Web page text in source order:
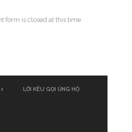
form is closed at this time.
LỜI KÊU GỌI ỦNG HỘ